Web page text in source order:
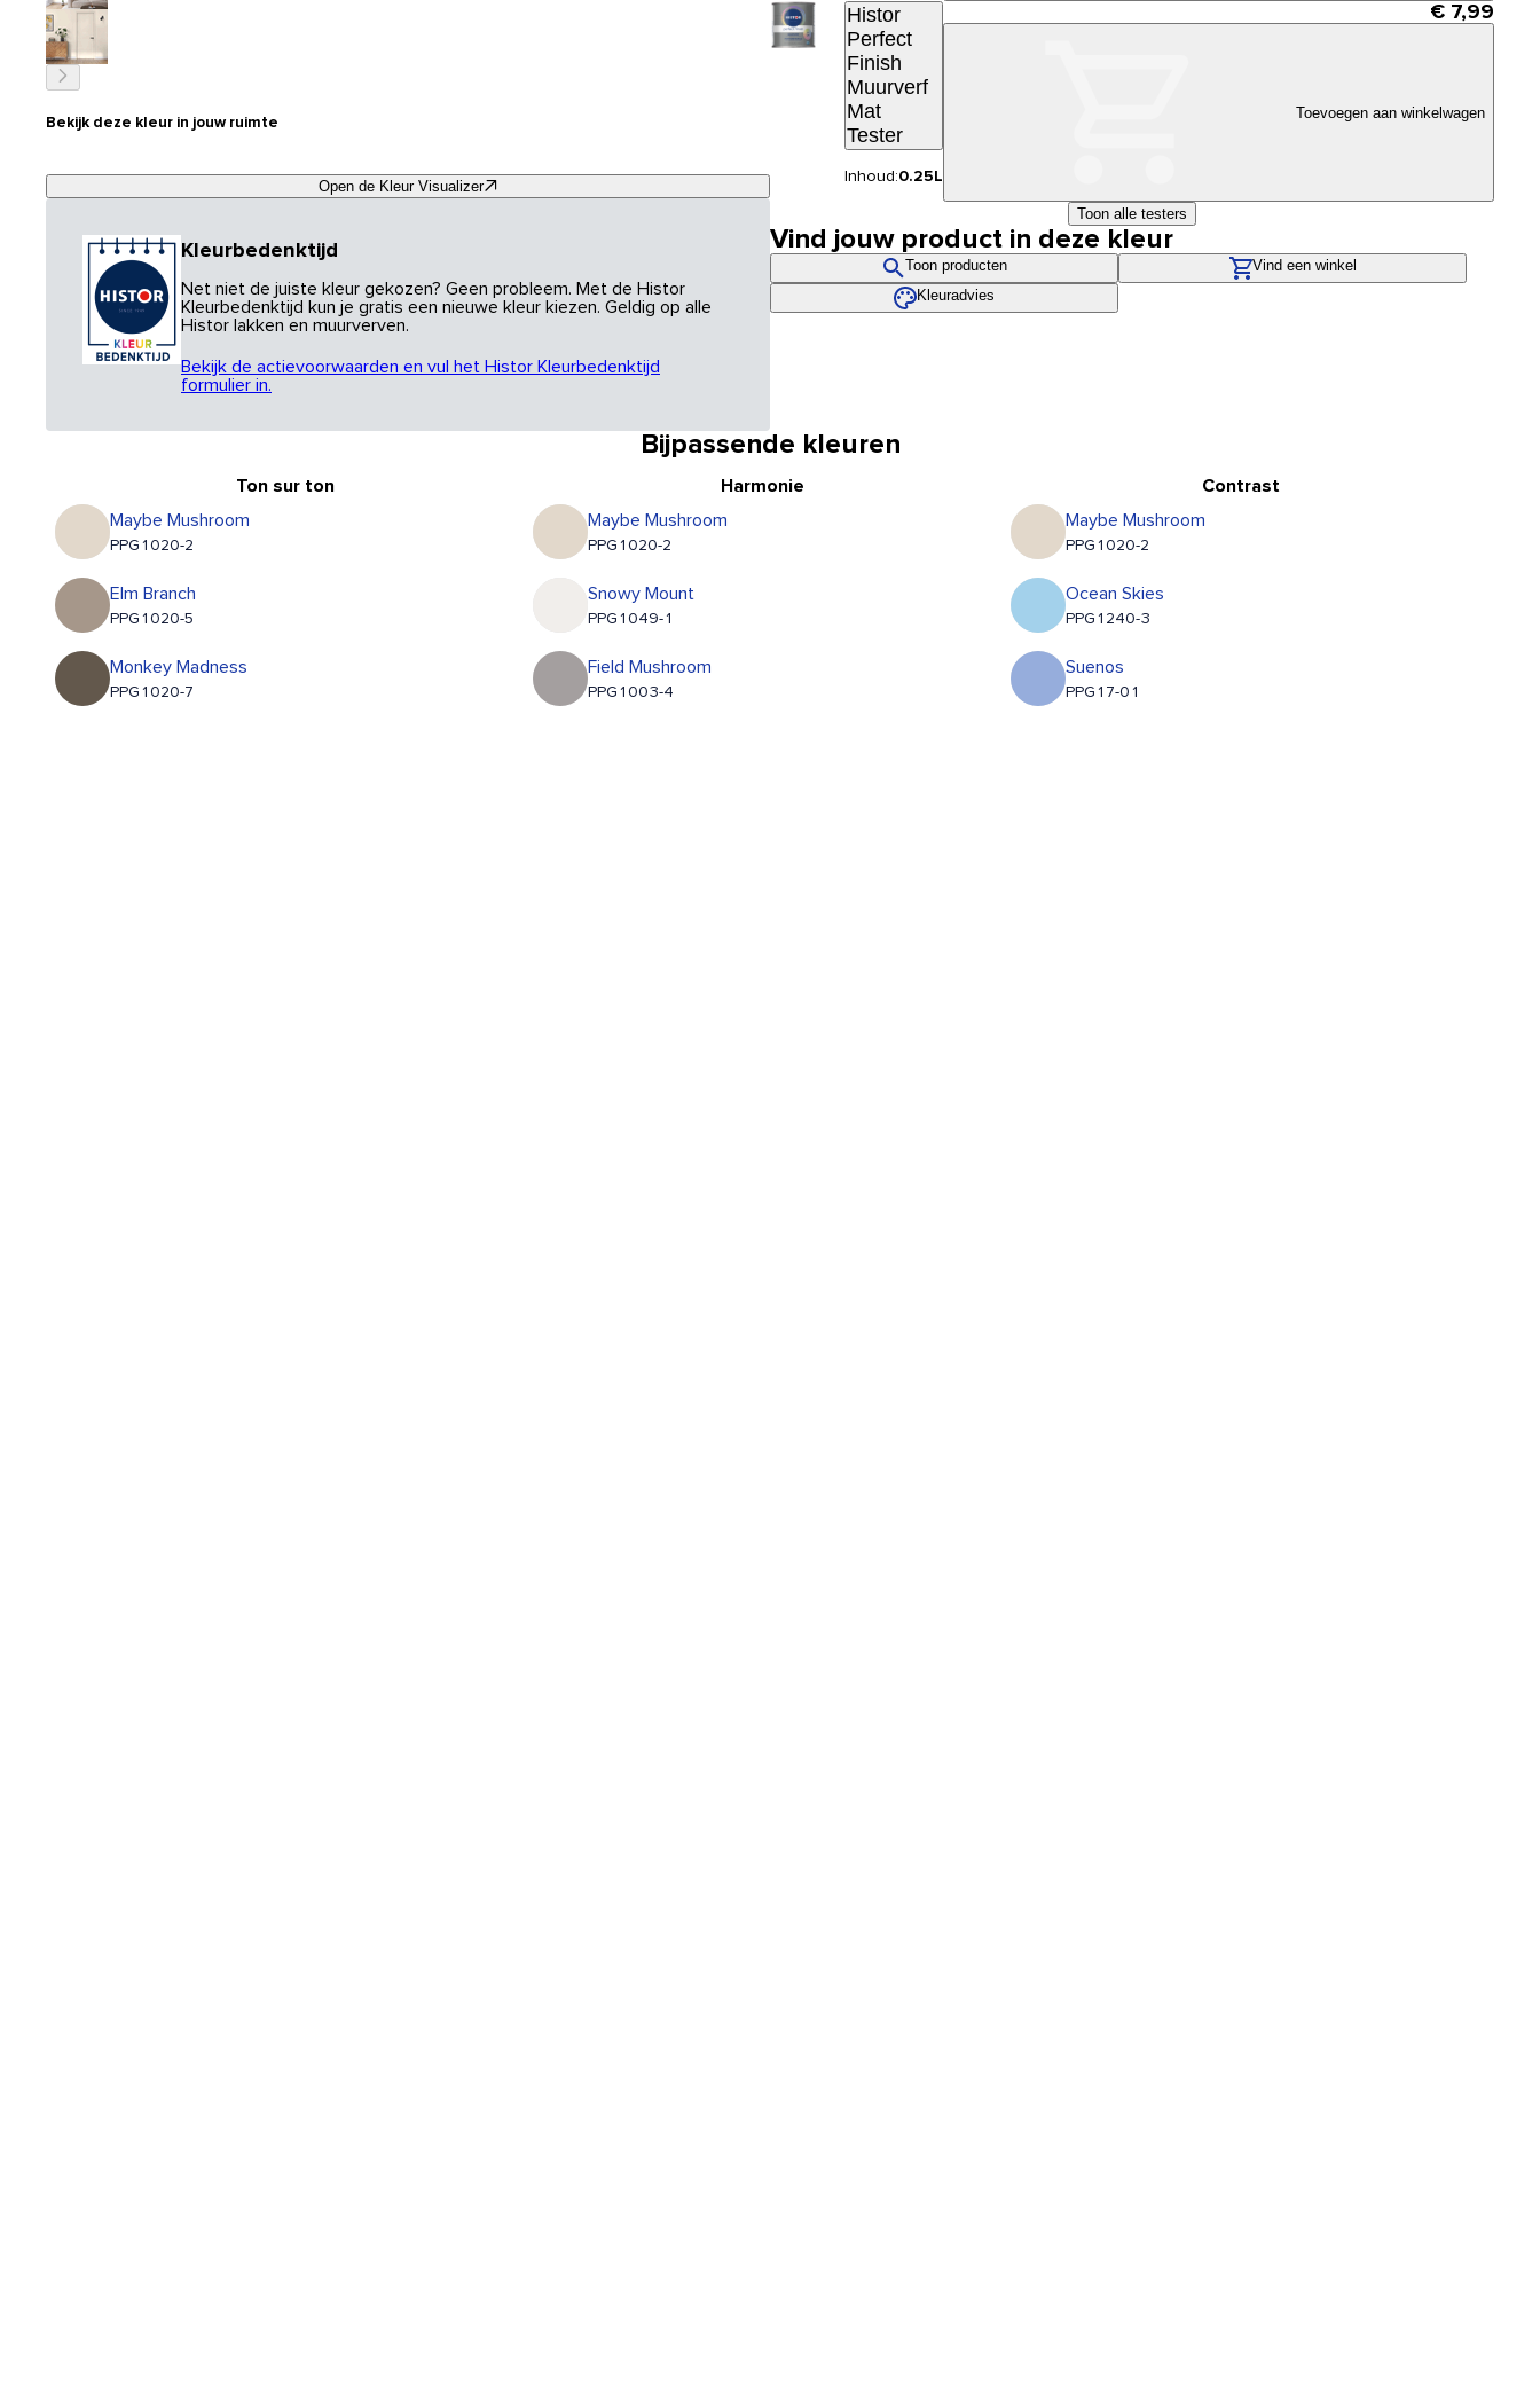
Bekijk deze kleur in jouw ruimte
Open de Kleur Visualizer
Kleurbedenktijd
Net niet de juiste kleur gekozen? Geen probleem. Met de Histor
Kleurbedenktijd kun je gratis een nieuwe kleur kiezen. Geldig op alle
Histor lakken en muurverven.
Bekijk de actievoorwaarden en vul het Histor Kleurbedenktijd
formulier in.
Histor
Perfect
Finish
Muurverf
Mat
Tester
Inhoud:0.25L
€ 7,99
Toevoegen aan winkelwagen
Toon alle testers
Vind jouw product in deze kleur
Toon producten
Vind een winkel
Kleuradvies
Bijpassende kleuren
Ton sur ton
Maybe Mushroom
PPG1020-2
Elm Branch
PPG1020-5
Monkey Madness
PPG1020-7
Harmonie
Maybe Mushroom
PPG1020-2
Snowy Mount
PPG1049-1
Field Mushroom
PPG1003-4
Contrast
Maybe Mushroom
PPG1020-2
Ocean Skies
PPG1240-3
Suenos
PPG17-01